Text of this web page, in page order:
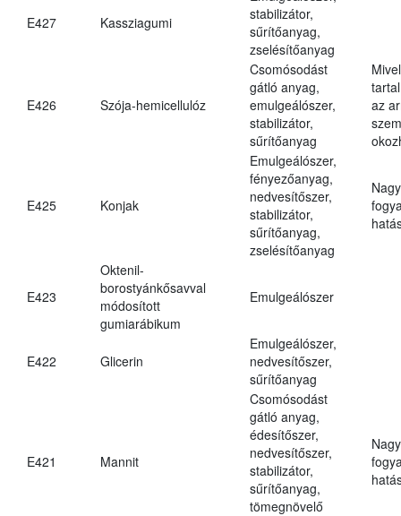
E427 Kassziagumi
stabilizátor,
sűrítőanyag,
zselésítőanyag
E426 Szója-hemicellulóz
Csomósodást
gátló anyag,
emulgeálószer,
stabilizátor,
sűrítőanyag
az
E425 Konjak
Emulgeálószer,
fényezőanyag,
nedvesítőszer,
stabilizátor,
sűrítőanyag,
zselésítőanyag
E423
Oktenil-
borostyánkősavval
módosított
gumiarábikum
Emulgeálószer
E422 Glicerin
Emulgeálószer,
nedvesítőszer,
sűrítőanyag
E421 Mannit
Csomósodást
gátló anyag,
édesítőszer,
nedvesítőszer,
stabilizátor,
sűrítőanyag,
tömegnövelő